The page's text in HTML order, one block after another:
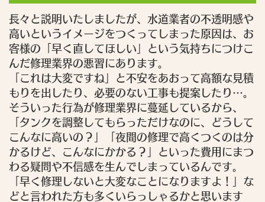
長々と説明いたしましたが、水道業者の不透明感や
高いというイメージをつくってしまった原因は、お
客様の「早く直してほしい」という気持ちにつけこ
んだ修理業界の悪習にあります。
「これは大変ですね」と不安をあおって高額な見積
もりを出したり、必要のない工事も提案したり…。
そういった行為が修理業界に蔓延しているから、
「タンクを調整してもらっただけなのに、どうして
こんなに高いの？」「夜間の修理で高くつくのは分
かるけど、こんなにかかる？」といった費用にまつ
わる疑問や不信感を生んでしまっているんです。
「早く修理しないと大変なことになりますよ！」な
どと言われた方も多くいらっしゃるかと思います